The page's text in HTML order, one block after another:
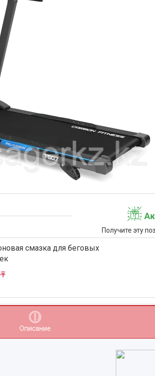
Получите эту
смазка для беговых
Описание